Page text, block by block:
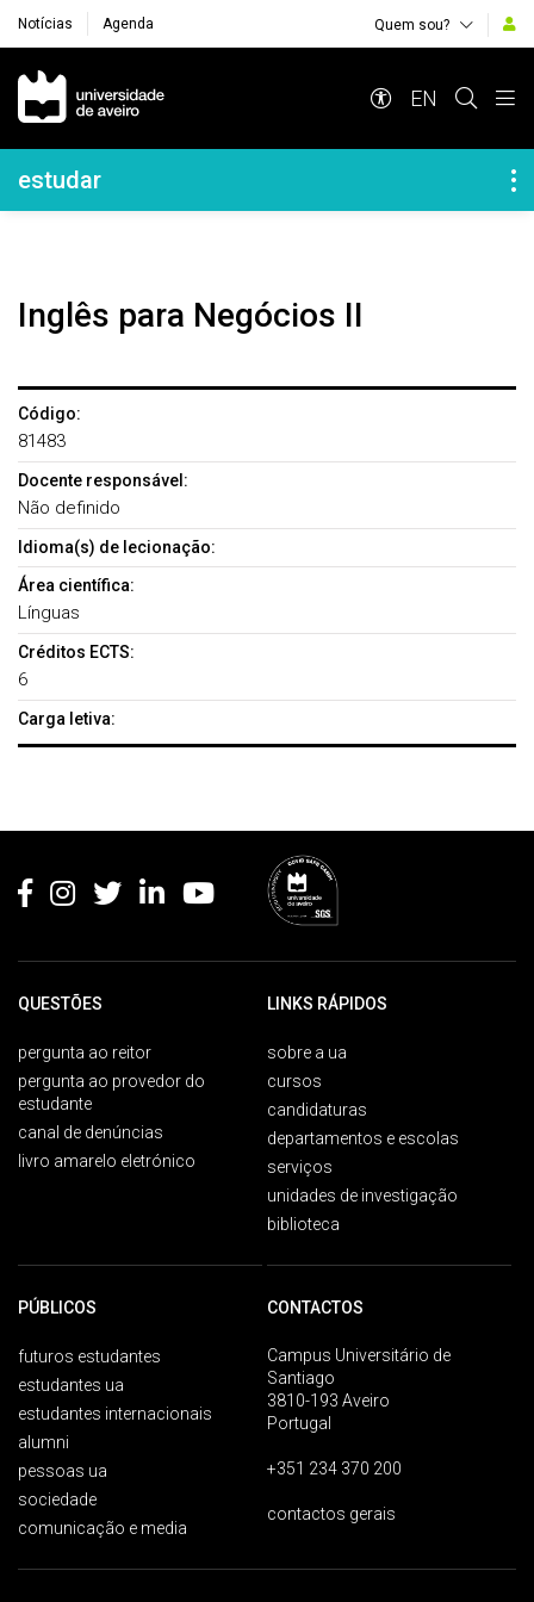
Notícias Agenda Quem sou?
Navegação Principal
EN
Navegação Lateral
estudar
Inglês para Negócios II
Código:
81483
Docente responsável:
Não definido
Idioma(s) de lecionação:
Área científica:
Línguas
Créditos ECTS:
6
Carga letiva:
QUESTÕES
pergunta ao reitor
pergunta ao provedor do
estudante
canal de denúncias
livro amarelo eletrónico
LINKS RÁPIDOS
sobre a ua
cursos
candidaturas
departamentos e escolas
serviços
unidades de investigação
biblioteca
PÚBLICOS
futuros estudantes
estudantes ua
estudantes internacionais
alumni
pessoas ua
sociedade
comunicação e media
CONTACTOS
Campus Universitário de
Santiago
3810-193 Aveiro
Portugal
+351 234 370 200
contactos gerais